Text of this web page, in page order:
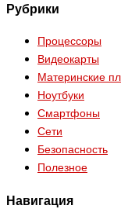
Рубрики
Процессоры
Видеокарты
Материнские
Ноутбуки
Смартфоны
Сети
Безопасность
Полезное
Навигация